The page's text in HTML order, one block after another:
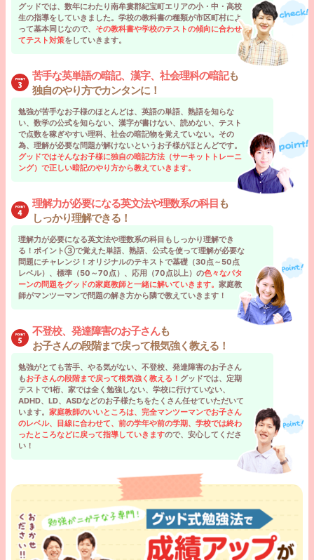
夢
日本に来る海外の方々をお世
話し、共に成長できるような
仕事に就くこと
ピアノ・音楽鑑賞
自分が苦手としている教科を教える際に、丁寧にわかりやすく一から教えて
下さった家庭教師の方がいらっしゃいました。その方は私が苦手とする教科
を最も好きな教科に変えてくれました。自分が教える側に立つ場合には同じ
ように「苦手意識をなくす」ということを第一に頑張りたいと思います。
一方通行ではなく、「共に」伸びていけるように頑張りましょう
体験授業を受けてみる
国公立大学
のぞみ先生
部活動
吹奏楽部
小学校、特別支援学校の教師
音楽を演奏する事、ボランテ
ィア
勉強が苦手な子供と、その子供のペースにあわせて一緒にわかりやすくたの
しく学習していきたいです。
グッドでは、数年にわたり南牟婁郡紀宝町エリアの小・中・高校
生の指導をしていきました。学校の教科書の種類が市区町村によ
って基本同じなので、 その教科書や学校のテストの傾向に合わせ
てテスト対策をしていきます。
苦手な英単語の暗記、漢字、社会理科の暗記も
独自のやり方でカンタンに！
勉強が苦手なお子様のほとんどは、英語の単語、熟語を知らな
い、数学の公式を知らない、漢字が書けない、読めない、テスト
で点数を稼ぎやすい理科、社会の暗記物を覚えていない。その
為、理解が必要な問題が解けないというお子様がほとんどです。
グッドではそんなお子様に独自の暗記方法（サーキットトレーニ
ング）で正しい暗記のやり方から教えていきます。
理解力が必要になる英文法や理数系の科目 も
しっかり理解できる！
理解力が必要になる英文法や理数系の科目もしっかり理解でき
る！ポイント③で覚えた単語、熟語、公式を使って理解が必要な
問題にチャレンジ！オリジナルのテキストで基礎（30点～50点
レベル）、標準（50～70点）、応用（70点以上）の色々なパタ
ーンの問題をグッドの家庭教師と一緒に解いていきます。 家庭教
師がマンツーマンで問題の解き方から隣で教えていきます！
不登校、発達障害のお子さんも
お子さんの段階まで戻って根気強く教える！
勉強がとても苦手、やる気がない、不登校、発達障害のお子さん
もお子さんの段階まで戻って根気強く教える！ グッドでは、定期
テストで1桁、家では全く勉強しない、学校に行けていない、
ADHD、LD、ASDなどのお子様たちをたくさん任せていただいて
います。 家庭教師のいいところは、完全マンツーマンでお子さん
のレベル、目線に合わせて、前の学年や前の学期、学校では終わ
ったところなどに戻って指導していきますので、安心してくださ
い！